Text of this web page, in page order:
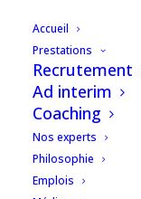
Accueil
Prestations
Recrutement
Ad interim
Coaching
Nos experts
Philosophie
Emplois
et